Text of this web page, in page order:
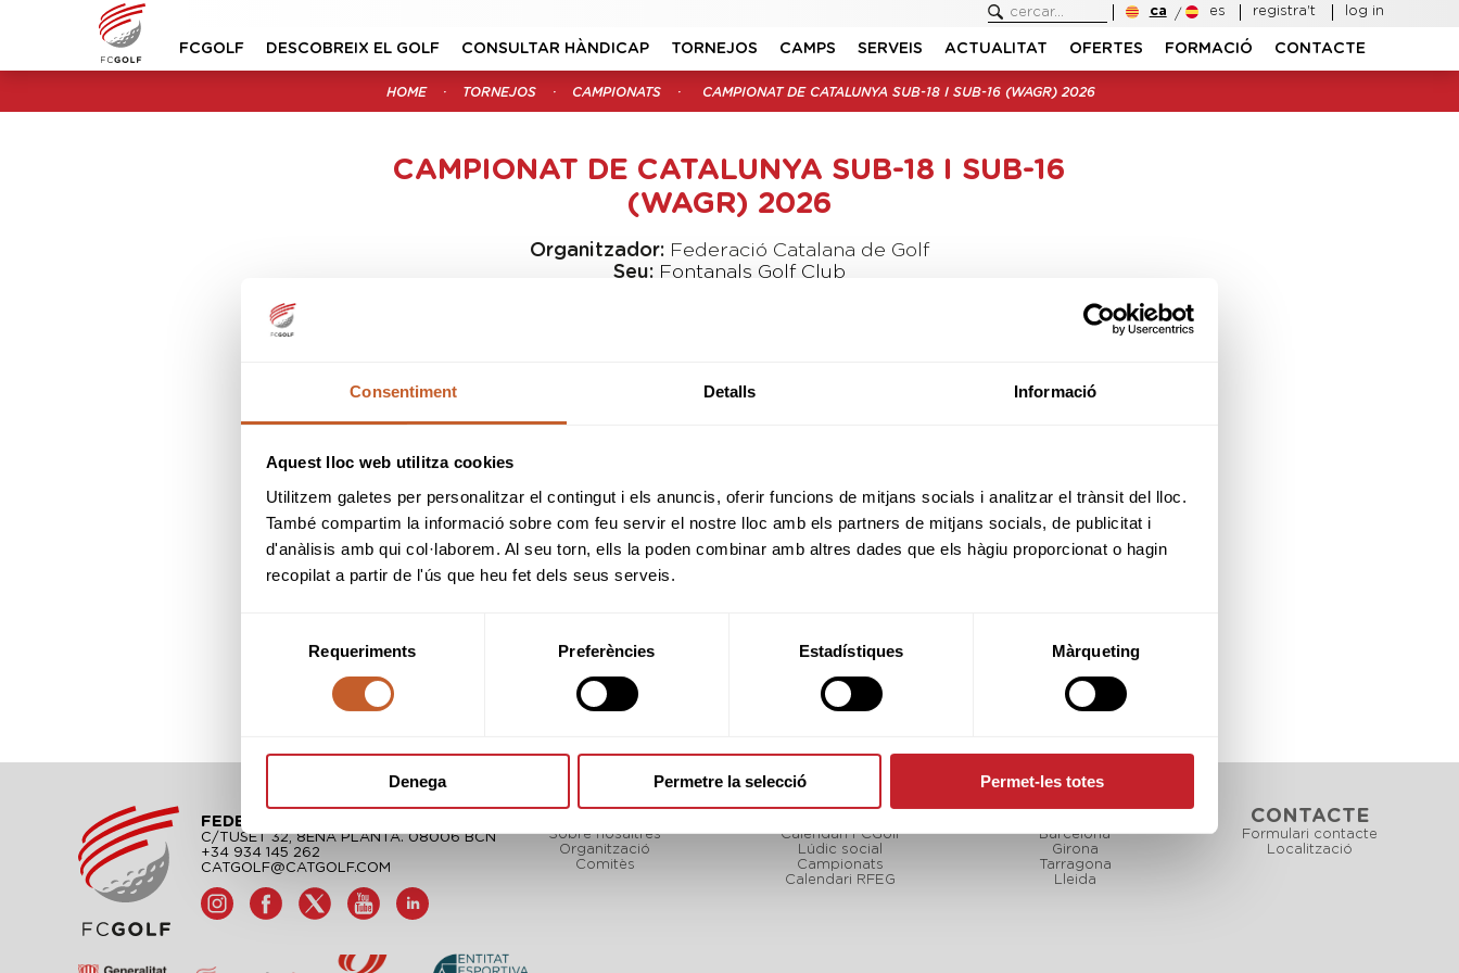
Consentiment Detalls Informació
Aquest lloc web utilitza cookies
Utilitzem galetes per personalitzar el contingut i els anuncis, oferir funcions de mitjans socials i analitzar el trànsit del lloc.
També compartim la informació sobre com feu servir el nostre lloc amb els partners de mitjans socials, de publicitat i
d'anàlisis amb qui col·laborem. Al seu torn, ells la poden combinar amb altres dades que els hàgiu proporcionat o hagin
recopilat a partir de l'ús que heu fet dels seus serveis.
consentiment
Requeriments Preferències Estadístiques Màrqueting
Denega Permetre la selecció Permet-les totes
ca es registra't log in
FCGOLF DESCOBREIX EL GOLF CONSULTAR HÀNDICAP TORNEJOS CAMPS SERVEIS ACTUALITAT OFERTES FORMACIÓ CONTACTE
HOME TORNEJOS CAMPIONATS CAMPIONAT DE CATALUNYA SUB-18 I SUB-16 (WAGR) 2026
CAMPIONAT DE CATALUNYA SUB-18 I SUB-16
(WAGR) 2026
Organitzador: Federació Catalana de Golf
Seu: Fontanals Golf Club
CAD INF
FEDERACIÓ CATALANA DE GOLF
C/TUSET 32, 8ÈNA PLANTA. 08006 BCN
+34 934 145 262
CATGOLF@CATGOLF.COM
Sobre nosaltres
Organització
Comitès
Calendari FCGolf
Lúdic social
Campionats
Calendari RFEG
Barcelona
Girona
Tarragona
Lleida
CONTACTE
Formulari contacte
Localització